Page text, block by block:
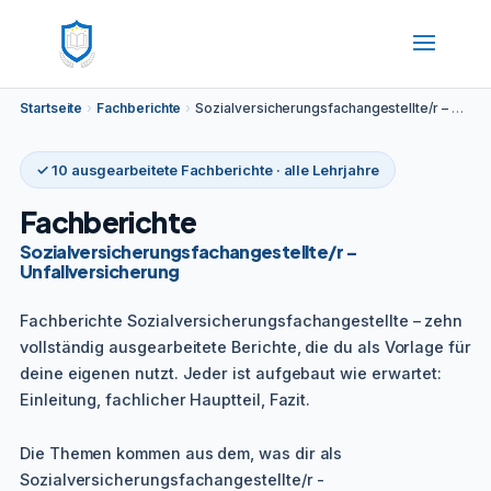
Startseite › Fachberichte › Sozialversicherungsfachangestellte/r – Unfallversicherung
✓ 10 ausgearbeitete Fachberichte · alle Lehrjahre
Fachberichte
Sozialversicherungsfachangestellte/r –
Unfallversicherung
Fachberichte Sozialversicherungsfachangestellte – zehn
vollständig ausgearbeitete Berichte, die du als Vorlage für
deine eigenen nutzt. Jeder ist aufgebaut wie erwartet:
Einleitung, fachlicher Hauptteil, Fazit.
Die Themen kommen aus dem, was dir als
Sozialversicherungsfachangestellte/r -